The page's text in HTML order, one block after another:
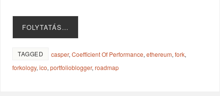
FOLYTATÁS…
TAGGED casper,Coefficient Of Performance,ethereum,fork,
forkology,ico,portfolioblogger,roadmap